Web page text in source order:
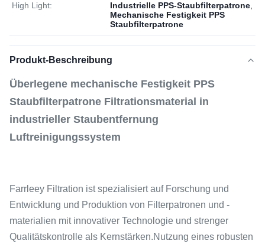
High Light: Industrielle PPS-Staubfilterpatrone
Mechanische Festigkeit PPS
Staubfilterpatrone
Produkt-Beschreibung
Überlegene mechanische Festigkeit PPS
Staubfilterpatrone Filtrationsmaterial in
industrieller Staubentfernung
Luftreinigungssystem
Farrleey Filtration ist spezialisiert auf Forschung und
Entwicklung und Produktion von Filterpatronen und -
materialien mit innovativer Technologie und strenger
Qualitätskontrolle als Kernstärken.Nutzung eines robusten